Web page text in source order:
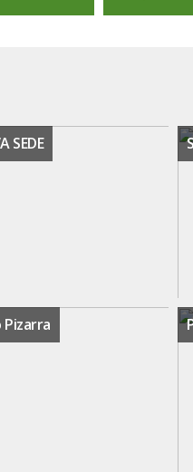
SEDE
Pizarra